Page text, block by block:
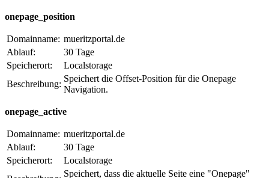
onepage_position
Domainname: mueritzportal.de
Ablauf:
30 Tage
Speicherort:
Localstorage
Beschreibung:
Speichert die Offset-Position für die Onepage
Navigation.
onepage_active
Domainname: mueritzportal.de
Ablauf:
30 Tage
Speicherort:
Localstorage
Speichert, dass die aktuelle Seite eine "Onepage"